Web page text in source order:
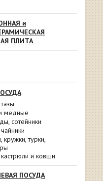
и
ПЛИТА
медные
сотейники
турки,
и ковши
ПОСУДА